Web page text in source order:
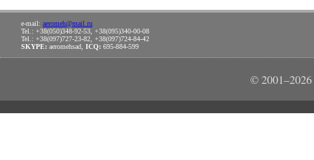
e-mail: aeromeh@mail.ru
Tel.: +38(050)348-92-53, +38(095)340-00-08
Tel.: +38(097)727-23-82, +38(097)724-84-42
SKYPE: aeromehsad, ICQ: 695-884-599
©